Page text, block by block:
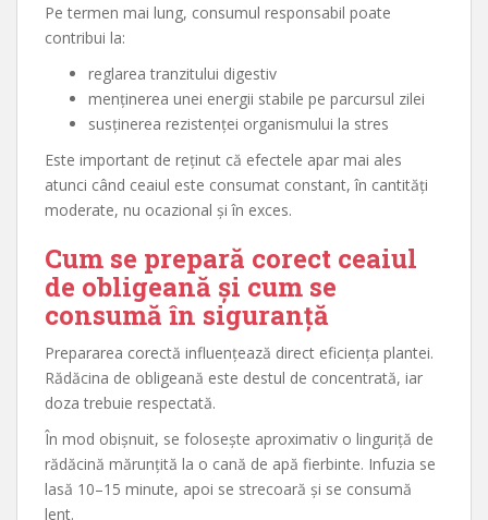
Pe termen mai lung, consumul responsabil poate
contribui la:
reglarea tranzitului digestiv
menținerea unei energii stabile pe parcursul zilei
susținerea rezistenței organismului la stres
Este important de reținut că efectele apar mai ales
atunci când ceaiul este consumat constant, în cantități
moderate, nu ocazional și în exces.
Cum se prepară corect ceaiul
de obligeană și cum se
consumă în siguranță
Prepararea corectă influențează direct eficiența plantei.
Rădăcina de obligeană este destul de concentrată, iar
doza trebuie respectată.
În mod obișnuit, se folosește aproximativ o linguriță de
rădăcină mărunțită la o cană de apă fierbinte. Infuzia se
lasă 10–15 minute, apoi se strecoară și se consumă
lent.